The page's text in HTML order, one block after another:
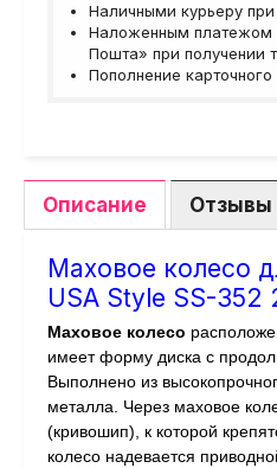
Наличными курьеру
Наложенным платежом
Пошта» при получении
Пополнение
Описание Отзывы
Маховое колесо
USA Style SS-
Маховое колесо
имеет форму диска с
Выполнено из
металла. Через маховое
(кривошип), к которой
колесо надевается